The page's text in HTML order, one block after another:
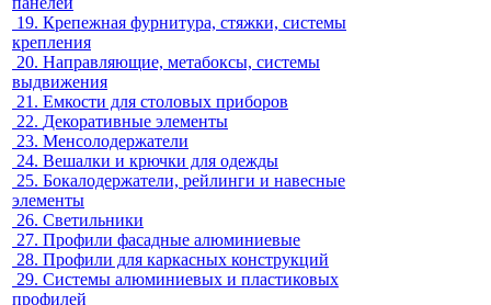
19. Крепежная фурнитура, стяжки, системы
крепления
20. Направляющие, метабоксы, системы
выдвижения
21. Емкости для столовых приборов
22. Декоративные элементы
23. Менсолодержатели
24. Вешалки и крючки для одежды
25. Бокалодержатели, рейлинги и навесные
элементы
26. Светильники
27. Профили фасадные алюминиевые
28. Профили для каркасных конструкций
29. Системы алюминиевых и пластиковых
профилей